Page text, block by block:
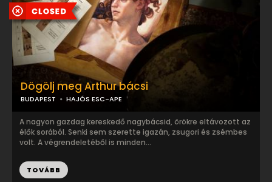
Dögölj meg Arthur bácsi
BUDAPEST HAJÓS ESC-APE
A nagyon gazdag kereskedő nagybácsid, örökre eltávozott az
élők sorából. Senki sem szerette igazán, zsugori és zsémbes
volt. A végrendeletéből is minden...
TOVÁBB